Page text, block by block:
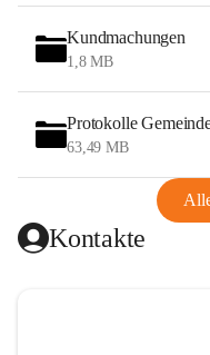
Kundmachungen
1,8 MB
Protokolle
63,49 MB
Kontakte